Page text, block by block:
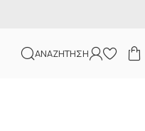
ΑΝΑΖΉΤΗΣΗ